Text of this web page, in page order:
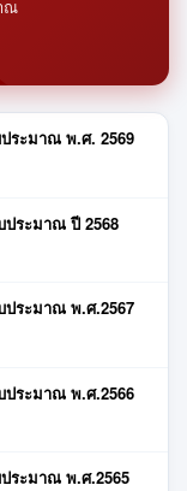
ณ
ระมาณ พ.ศ. 2569
ประมาณ ปี 2568
ประมาณ พ.ศ.2567
ประมาณ พ.ศ.2566
ระมาณ พ.ศ.2565